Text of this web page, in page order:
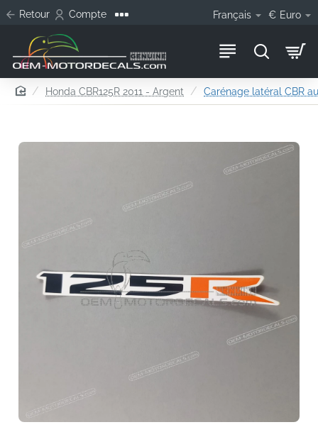
Retour Compte Français € Euro
homeHonda CBR125R 2011 - Argent Carénage latéral CBR